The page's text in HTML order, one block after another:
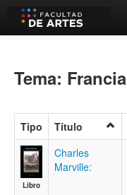
Búsqueda Avanzada
Contacto
Tema: Francia
Tipo Título
Libro
Charles
Marville: